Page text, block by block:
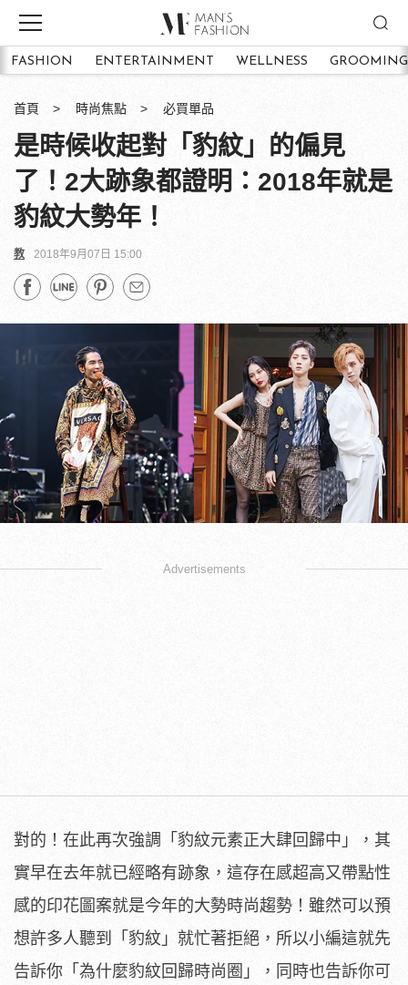
FASHION ENTERTAINMENT WELLNESS GROOMING
首頁 時尚焦點 必買單品
是時候收起對「豹紋」的偏見
了！2大跡象都證明：2018年就是
豹紋大勢年！
教 2018年9月07日 15:00
Advertisements
對的！在此再次強調「豹紋元素正大肆回歸中」，其
實早在去年就已經略有跡象，這存在感超高又帶點性
感的印花圖案就是今年的大勢時尚趨勢！雖然可以預
想許多人聽到「豹紋」就忙著拒絕，所以小編這就先
告訴你「為什麼豹紋回歸時尚圈」，同時也告訴你可